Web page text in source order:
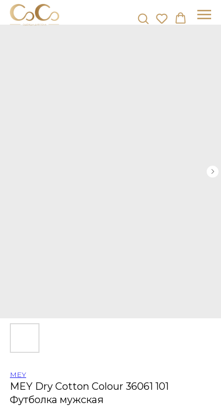
MEY Dry Cotton Colour 36061 101
Футболка мужская
MEY